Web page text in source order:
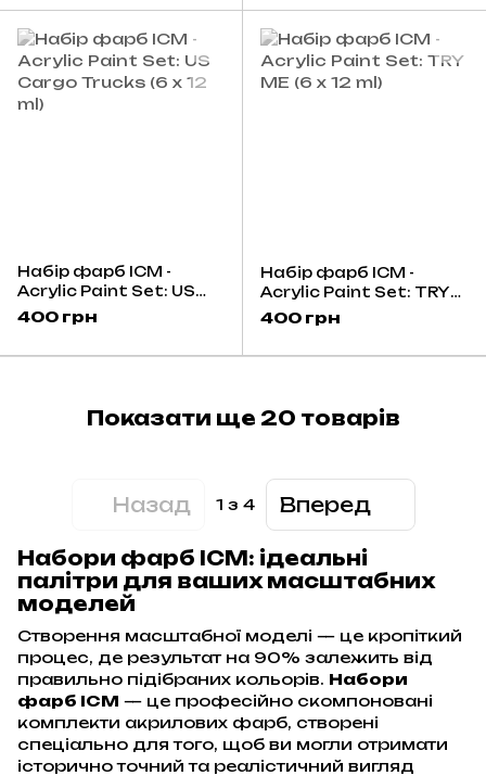
Набір фарб ICM -
Acrylic Paint Set: US
Cargo Trucks (6 x 12 ml)
400 грн
Набір фарб ICM -
Acrylic Paint Set: TRY
ME (6 x 12 ml)
400 грн
Показати ще 20 товарів
Назад 1 з 4 Вперед
Набори фарб ICM: ідеальні
палітри для ваших масштабних
моделей
Створення масштабної моделі — це кропіткий
процес, де результат на 90% залежить від
правильно підібраних кольорів. Набори
фарб ICM — це професійно скомпоновані
комплекти акрилових фарб, створені
спеціально для того, щоб ви могли отримати
історично точний та реалістичний вигляд